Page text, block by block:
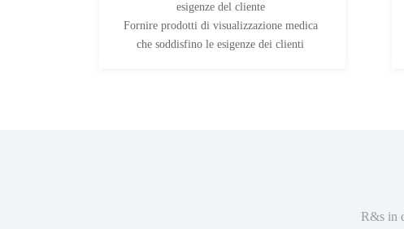
esigenze del cliente
Fornire prodotti di visualizzazione medica
che soddisfino le esigenze dei clienti
R&s in